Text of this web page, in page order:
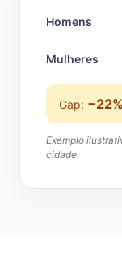
Homens
Mulheres
Gap: −22%
Exemplo
cidade.